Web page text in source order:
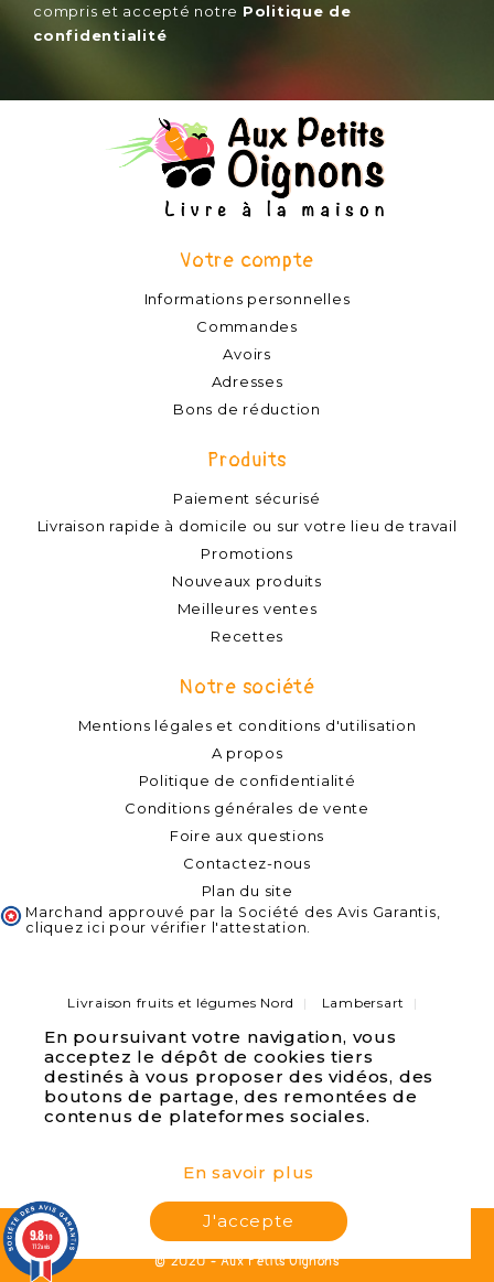
En poursuivant votre navigation, vous
acceptez le dépôt de cookies tiers
destinés à vous proposer des vidéos, des
boutons de partage, des remontées de
contenus de plateformes sociales.
En savoir plus
J'accepte
compris et accepté notre Politique de
confidentialité
Votre compte
Informations personnelles
Commandes
Avoirs
Adresses
Bons de réduction
Produits
Paiement sécurisé
Livraison rapide à domicile ou sur votre lieu de travail
Promotions
Nouveaux produits
Meilleures ventes
Recettes
Notre société
Mentions légales et conditions d'utilisation
A propos
Politique de confidentialité
Conditions générales de vente
Foire aux questions
Contactez-nous
Plan du site
Marchand approuvé par la Société des Avis Garantis,
cliquez ici pour vérifier l'attestation.
Livraison fruits et légumes Nord
Lambersart
Bondues
Marcq-en-Baroeul
Pérenchies
Verlinghem
Quesnoy sur deule
Saint André lez Lille
Wambrechies
Marquette lez Lille
La Madeleine
Wasquehal
Lille
Villeneuve d'asq
© 2020 - Aux Petits Oignons
9.8/10
112 avis